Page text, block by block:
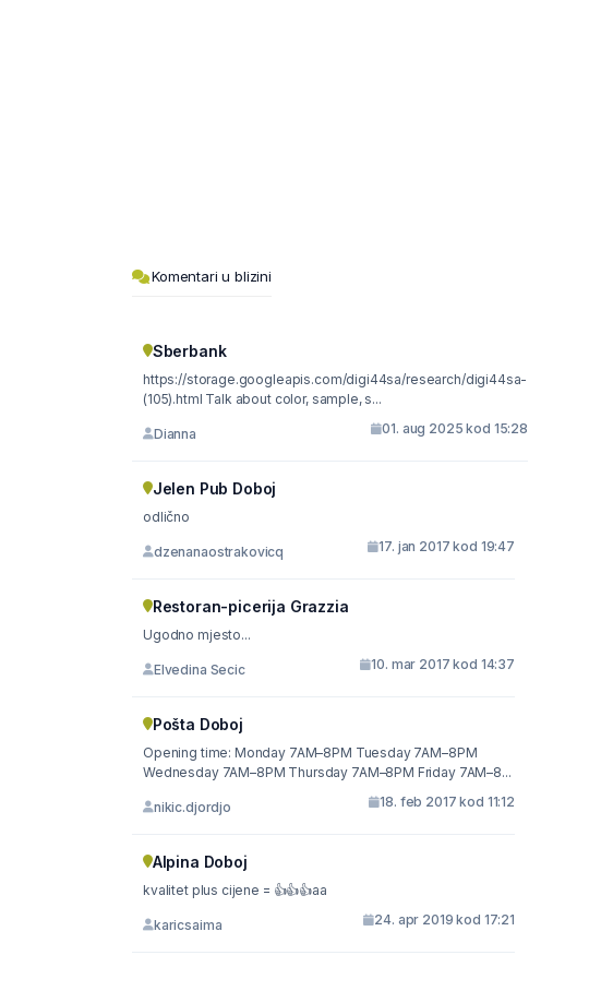
Komentari u blizini
Sberbank
https://storage.googleapis.com/digi44sa/research/digi44sa-
(105).html Talk about color, sample, s...
Dianna 01. aug 2025 kod 15:28
Jelen Pub Doboj
odlično
dzenanaostrakovicq 17. jan 2017 kod 19:47
Restoran-picerija Grazzia
Ugodno mjesto...
Elvedina Secic 10. mar 2017 kod 14:37
Pošta Doboj
Opening time: Monday 7AM–8PM Tuesday 7AM–8PM
Wednesday 7AM–8PM Thursday 7AM–8PM Friday 7AM–8...
nikic.djordjo 18. feb 2017 kod 11:12
Alpina Doboj
kvalitet plus cijene = 👍👍👍aa
karicsaima 24. apr 2019 kod 17:21